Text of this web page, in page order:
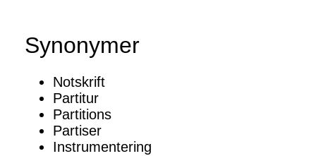
Synonymer
Notskrift
Partitur
Partitions
Partiser
Instrumentering